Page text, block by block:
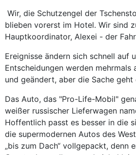
Wir, die Schutzengel der
blieben vorerst im Hotel. Wir sind
Hauptkoordinator, Alexei - der
Ereignisse ändern sich schnell auf
Entscheidungen werden mehrmals
und geändert, aber die Sache
Das Auto, das "Pro-Life-Mobil"
weißer russischer Lieferwagen
Hoffentlich passt es besser in die
die supermodernen Autos des
„bis zum Dach“ vollgepackt, denn